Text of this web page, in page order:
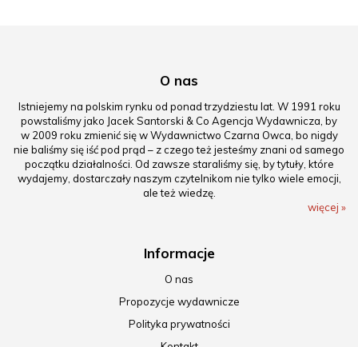
O nas
Istniejemy na polskim rynku od ponad trzydziestu lat. W 1991 roku
powstaliśmy jako Jacek Santorski & Co Agencja Wydawnicza, by
w 2009 roku zmienić się w Wydawnictwo Czarna Owca, bo nigdy
nie baliśmy się iść pod prąd – z czego też jesteśmy znani od samego
początku działalności. Od zawsze staraliśmy się, by tytuły, które
wydajemy, dostarczały naszym czytelnikom nie tylko wiele emocji,
ale też wiedzę.
więcej »
Informacje
O nas
Propozycje wydawnicze
Polityka prywatności